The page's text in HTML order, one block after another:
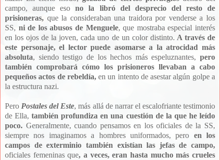
campo, aunque eso no la libró del desprecio del resto de
prisioneras, que la consideraban una traidora por venderse a los
SS, ni de los abusos de Menguele, que mostraba especial interés
en los ojos de la joven, cada uno de un color distinto. A través de
este personaje, el lector puede asomarse a la atrocidad más
absoluta, siendo testigo de los hechos más espeluznantes, pero
también comprobará cómo los prisioneros llevaban a cabo
pequeños actos de rebeldía,en un intento de asestar algún golpe a
la estructura nazi.
Pero Postales del Este, más allá de narrar el escalofriante testimonio
de Ella,también profundiza en una cuestión de la que he leído
poco. Generalmente, cuando pensamos en los oficiales de la SS,
siempre nos imaginamos a hombres uniformados, pero en los
campos de exterminio también existían las jefas de campo,
oficiales femeninas que, a veces, eran hasta mucho más crueles